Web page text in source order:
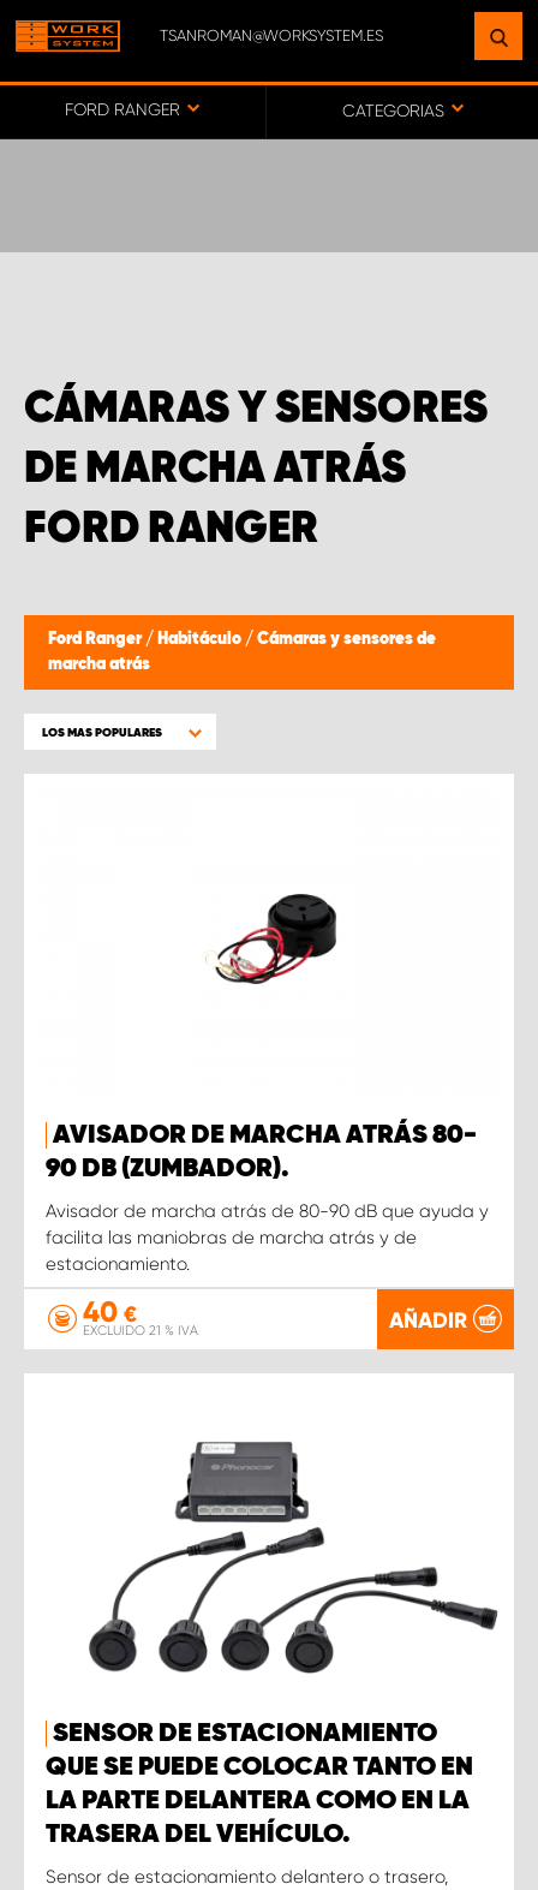
TSANROMAN@WORKSYSTEM.ES
FORD RANGER CATEGORIAS
CÁMARAS Y SENSORES
DE MARCHA ATRÁS
FORD RANGER
Ford Ranger / Habitáculo / Cámaras y sensores de
marcha atrás
LOS MAS POPULARES
AVISADOR DE MARCHA ATRÁS 80-
90 DB (ZUMBADOR).
Avisador de marcha atrás de 80-90 dB que ayuda y
facilita las maniobras de marcha atrás y de
estacionamiento.
40 €
EXCLUIDO 21 % IVA AÑADIR
SENSOR DE ESTACIONAMIENTO
QUE SE PUEDE COLOCAR TANTO EN
LA PARTE DELANTERA COMO EN LA
TRASERA DEL VEHÍCULO.
Sensor de estacionamiento delantero o trasero,
ENCUENTRE UNA INSTALACIÓN
CERCA DE USTED